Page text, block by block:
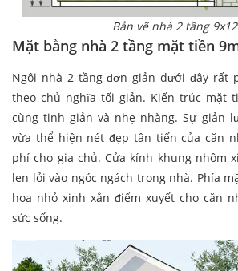
Bản vẽ nhà 2 tầng
Mặt bằng nhà 2 tầng mặt tiền
Ngôi nhà 2 tầng đơn giản dưới đây rất
theo chủ nghĩa tối giản. Kiến trúc mặt
cùng tinh giản và nhẹ nhàng. Sự giản
vừa thể hiện nét đẹp tân tiến của căn
phí cho gia chủ. Cửa kính khung nhôm
len lỏi vào ngóc ngách trong nhà. Phía
hoa nhỏ xinh xắn điểm xuyết cho căn
sức sống.